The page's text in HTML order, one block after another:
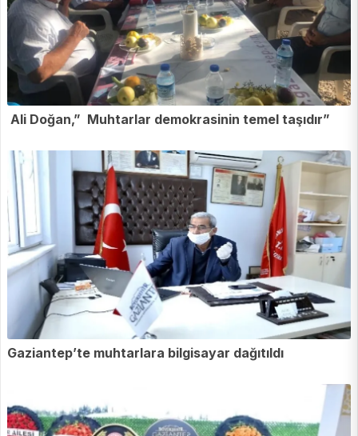
Ali Doğan,” Muhtarlar demokrasinin temel taşıdır”
Gaziantep’te muhtarlara bilgisayar dağıtıldı